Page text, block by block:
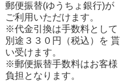
郵便振替(ゆうちょ銀行)が
ご利用いただけます。
※代金引換は手数料として
別途３３０円（税込）を 貰
い受けます。
※郵便振替手数料はお客様
負担となります。